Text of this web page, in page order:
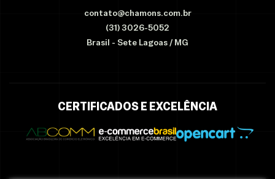
contato@chamons.com.br
(31) 3026-5052
Brasil - Sete Lagoas / MG
CERTIFICADOS E EXCELÊNCIA